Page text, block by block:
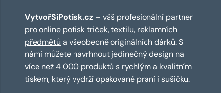
VytvořSiPotisk.cz – váš profesionální partner
pro online potisk triček,textilu, reklamních
předmětů a všeobecně originálních dárků. S
námi můžete navrhnout jedinečný design na
více než 4 000 produktů s rychlým a kvalitním
tiskem, který vydrží opakované praní i sušičku.